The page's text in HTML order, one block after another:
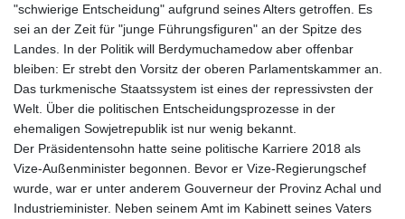
"schwierige Entscheidung" aufgrund seines Alters getroffen. Es
sei an der Zeit für "junge Führungsfiguren" an der Spitze des
Landes. In der Politik will Berdymuchamedow aber offenbar
bleiben: Er strebt den Vorsitz der oberen Parlamentskammer an.
Das turkmenische Staatssystem ist eines der repressivsten der
Welt. Über die politischen Entscheidungsprozesse in der
ehemaligen Sowjetrepublik ist nur wenig bekannt.
Der Präsidentensohn hatte seine politische Karriere 2018 als
Vize-Außenminister begonnen. Bevor er Vize-Regierungschef
wurde, war er unter anderem Gouverneur der Provinz Achal und
Industrieminister. Neben seinem Amt im Kabinett seines Vaters